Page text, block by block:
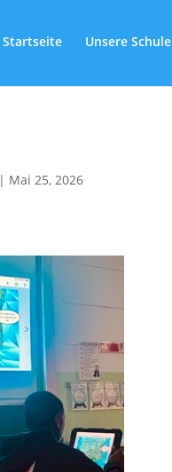
Startseite Unsere Schule
| Mai 25, 2026